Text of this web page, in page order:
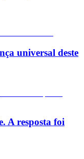
universal deste
A resposta foi